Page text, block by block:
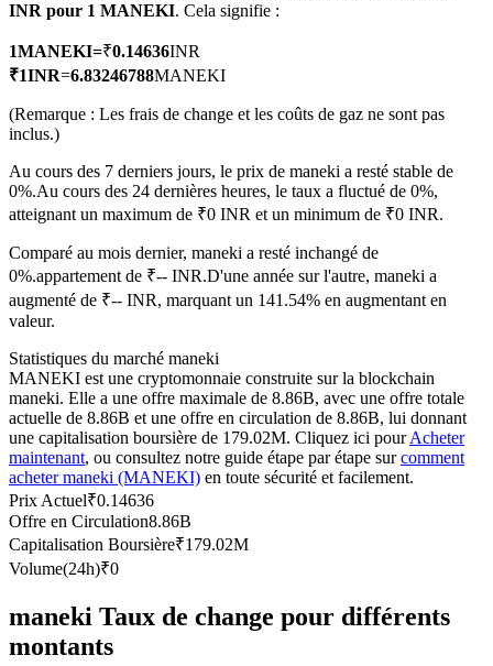
premières
Futures utilisant l'USDC comme garantie
Copie de Trading
Rejoignez les meilleurs traders
INR pour 1 MANEKI. Cela signifie :
1MANEKI=₹0.14636INR
₹1INR=6.83246788MANEKI
(Remarque : Les frais de change et les coûts de gaz ne sont pas
inclus.)
Au cours des 7 derniers jours, le prix de maneki a resté stable de
0%.Au cours des 24 dernières heures, le taux a fluctué de 0%,
atteignant un maximum de ₹0 INR et un minimum de ₹0 INR.
Comparé au mois dernier, maneki a resté inchangé de
0%.appartement de ₹-- INR.D'une année sur l'autre, maneki a
augmenté de ₹-- INR, marquant un 141.54% en augmentant en
valeur.
Statistiques du marché maneki
MANEKI est une cryptomonnaie construite sur la blockchain
maneki. Elle a une offre maximale de 8.86B, avec une offre totale
actuelle de 8.86B et une offre en circulation de 8.86B, lui donnant
une capitalisation boursière de 179.02M. Cliquez ici pourAcheter
maintenant, ou consultez notre guide étape par étape surcomment
acheter maneki (MANEKI) en toute sécurité et facilement.
Prix Actuel₹0.14636
Offre en Circulation8.86B
Capitalisation Boursière₹179.02M
Volume(24h)₹0
maneki Taux de change pour différents
montants